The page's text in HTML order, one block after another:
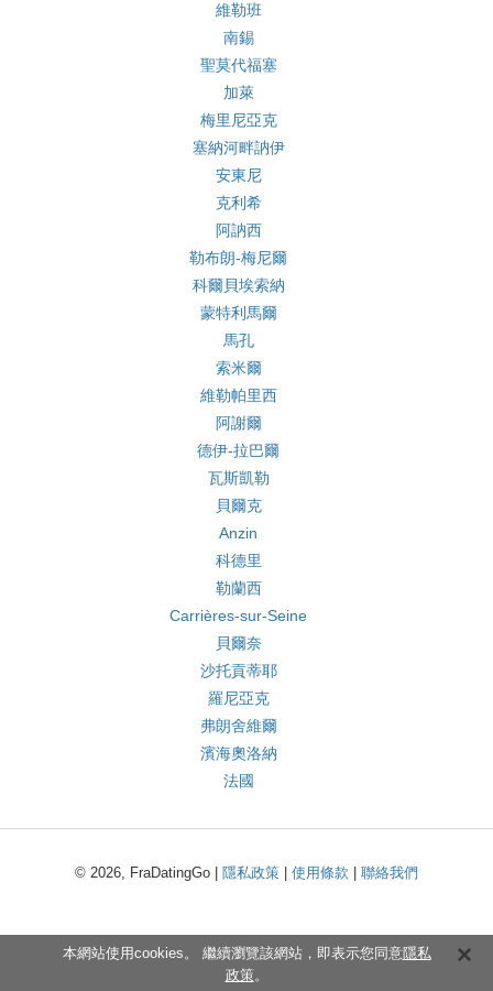
維勒班
南錫
聖莫代福塞
加萊
梅里尼亞克
塞納河畔訥伊
安東尼
克利希
阿訥西
勒布朗-梅尼爾
科爾貝埃索納
蒙特利馬爾
馬孔
索米爾
維勒帕里西
阿謝爾
德伊-拉巴爾
瓦斯凱勒
貝爾克
Anzin
科德里
勒蘭西
Carrières-sur-Seine
貝爾奈
沙托貢蒂耶
羅尼亞克
弗朗舍維爾
濱海奧洛納
法國
© 2026, FraDatingGo | 隱私政策 使用條款 聯絡我們
本網站使用cookies。 繼續瀏覽該網站，即表示您同意隱私
政策。